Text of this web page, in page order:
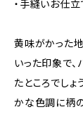
・手縫いお仕立
黄味がかった
いった印象で
たところでしょ
かな色調に柄